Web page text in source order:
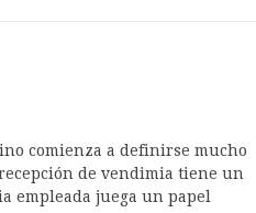
comienza a definirse mucho
de vendimia tiene un
empleada juega un papel